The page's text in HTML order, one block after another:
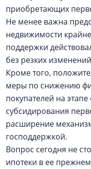
приобретающих
Не менее важна
недвижимости
поддержки
без резких
Кроме того,
меры по снижению
покупателей на
субсидирования
расширение
господдержкой.
Вопрос сегодня не
ипотеки в ее